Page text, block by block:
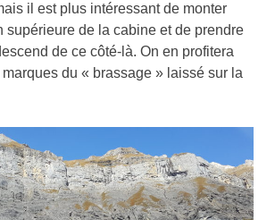
il est plus intéressant de monter
supérieure de la cabine et de prendre
de ce côté-là. On en profitera
du « brassage » laissé sur la